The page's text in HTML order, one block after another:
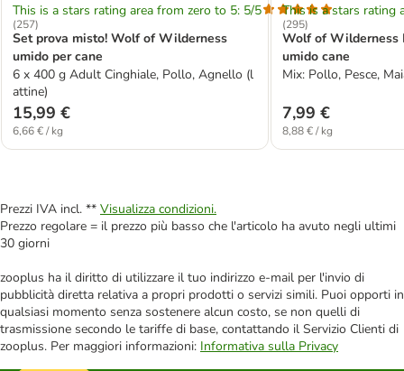
This is a stars rating area from zero to 5: 5/5
(257)
Set prova misto! Wolf of Wilderness
umido per cane
6 x 400 g Adult Cinghiale, Pollo, Agnello (l
attine)
15,99 €
6,66 € / kg
This is a stars rating
(295)
Wolf of Wilderness
umido cane
Mix: Pollo, Pesce,
7,99 €
8,88 € / kg
Prezzi IVA incl. ** Visualizza condizioni.
Prezzo regolare = il prezzo più basso che l'articolo ha avuto negli ultimi
30 giorni
zooplus ha il diritto di utilizzare il tuo indirizzo e-mail per l'invio di
pubblicità diretta relativa a propri prodotti o servizi simili. Puoi opporti in
qualsiasi momento senza sostenere alcun costo, se non quelli di
trasmissione secondo le tariffe di base, contattando il Servizio Clienti di
zooplus. Per maggiori informazioni: Informativa sulla Privacy